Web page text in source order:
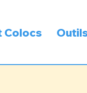
Colocs